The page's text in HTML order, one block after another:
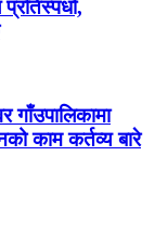
गाँउपालिकामा
काम कर्तव्य बारे